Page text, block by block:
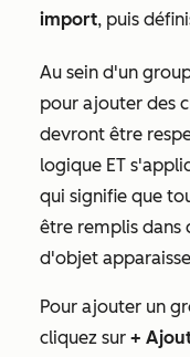
import, puis
Au sein d'un
pour ajouter des
devront être
logique ET
qui signifie que
être remplis dans
d'objet
Pour ajouter un
cliquez sur +